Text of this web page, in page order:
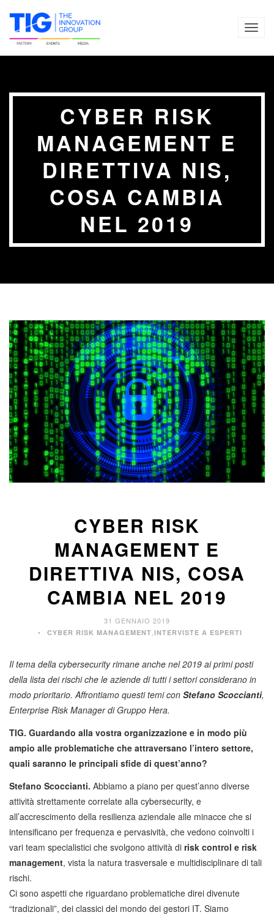
CYBER RISK
MANAGEMENT E
DIRETTIVA NIS,
COSA CAMBIA
NEL 2019
CYBER RISK
MANAGEMENT E
DIRETTIVA NIS, COSA
CAMBIA NEL 2019
31 GENNAIO 2019
CYBER RISK MANAGEMENT INTERVISTE A ESPERTI
Il tema della cybersecurity rimane anche nel 2019 ai primi posti
della lista dei rischi che le aziende di tutti i settori considerano in
modo prioritario. Affrontiamo questi temi con Stefano Scoccianti,
Enterprise Risk Manager di Gruppo Hera.
TIG. Guardando alla vostra organizzazione e in modo più
ampio alle problematiche che attraversano l’intero settore,
quali saranno le principali sfide di quest’anno?
Stefano Scoccianti. Abbiamo a piano per quest’anno diverse
attività strettamente correlate alla cybersecurity, e
all’accrescimento della resilienza aziendale alle minacce che si
intensificano per frequenza e pervasività, che vedono coinvolti i
vari team specialistici che svolgono attività di risk control e risk
management, vista la natura trasversale e multidisciplinare di tali
rischi.
Ci sono aspetti che riguardano problematiche direi divenute
“tradizionali”, dei classici del mondo dei gestori IT. Siamo